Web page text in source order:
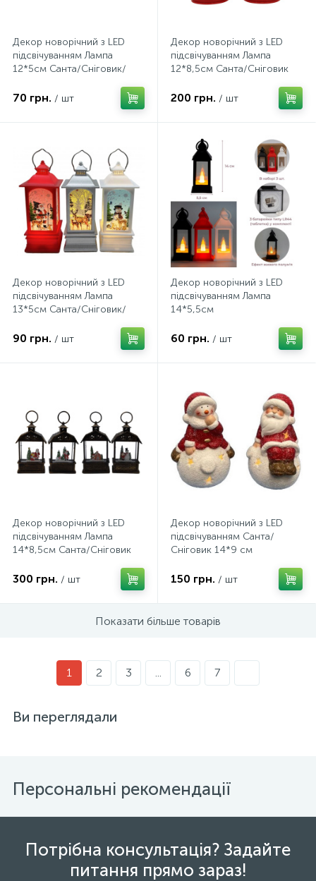
Декор новорічний з LED
підсвічуванням Лампа
12*5см Санта/Сніговик/
70 грн. / шт
Декор новорічний з LED
підсвічуванням Лампа
12*8,5см Санта/Сніговик
200 грн. / шт
Декор новорічний з LED
підсвічуванням Лампа
13*5см Санта/Сніговик/
90 грн. / шт
Декор новорічний з LED
підсвічуванням Лампа
14*5,5см
60 грн. / шт
Декор новорічний з LED
підсвічуванням Лампа
14*8,5см Санта/Сніговик
300 грн. / шт
Декор новорічний з LED
підсвічуванням Санта/
Сніговик 14*9 см
150 грн. / шт
Показати більше товарів
1 2 3 ... 6 7
Ви переглядали
Персональні рекомендації
Потрібна консультація? Задайте
питання прямо зараз!